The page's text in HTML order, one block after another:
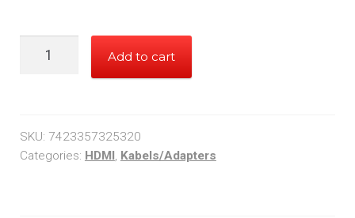
Add to cart
SKU: 7423357325320
Categories: HDMI, Kabels/Adapters